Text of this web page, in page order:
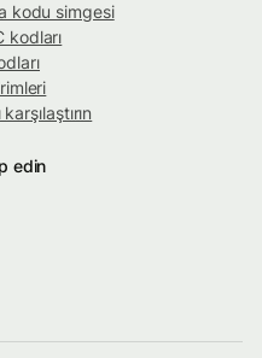
kodu simgesi
kodları
edin